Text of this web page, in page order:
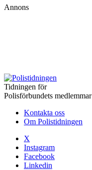
Annons
Tidningen för
Polisförbundets medlemmar
Kontakta oss
Om Polistidningen
X
Instagram
Facebook
Linkedin